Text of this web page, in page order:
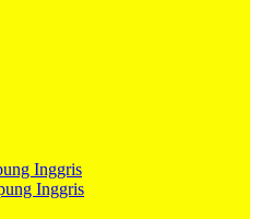
Inggris
Inggris